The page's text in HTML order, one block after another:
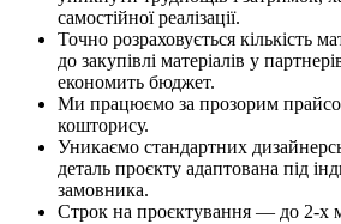
самостійної реалізації.
Точно розраховується кількість
до закупівлі матеріалів у
економить бюджет.
Ми працюємо за прозорим
кошторису.
Уникаємо стандартних
деталь проєкту адаптована під
замовника.
Строк на проєктування — до 2-х